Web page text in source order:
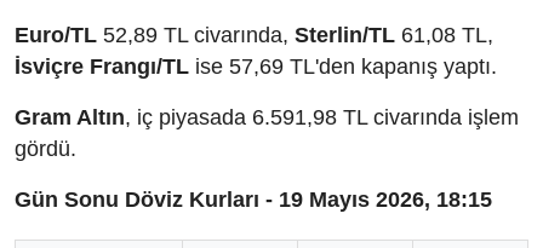
Euro/TL 52,89 TL civarında, Sterlin/TL 61,08 TL,
İsviçre Frangı/TL ise 57,69 TL'den kapanış yaptı.
Gram Altın, iç piyasada 6.591,98 TL civarında işlem
gördü.
Gün Sonu Döviz Kurları - 19 Mayıs 2026, 18:15